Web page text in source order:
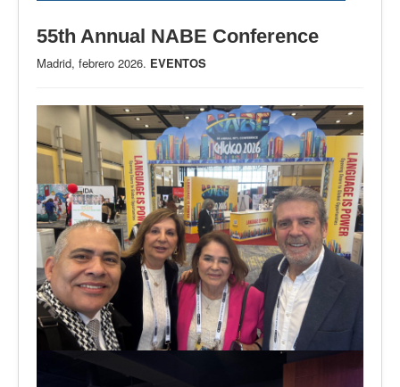
55th Annual NABE Conference
Madrid, febrero 2026. EVENTOS